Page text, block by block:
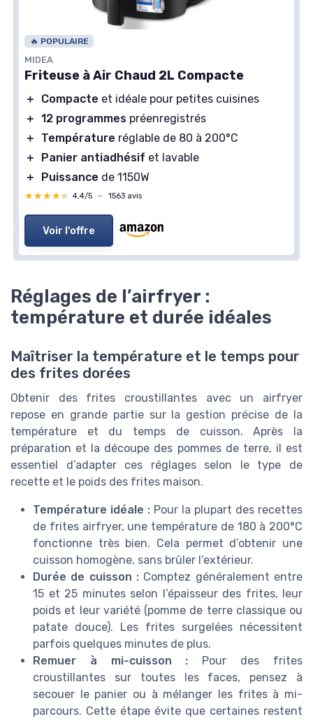
🔥 POPULAIRE
MIDEA
Friteuse à Air Chaud 2L Compacte
＋ Compacte et idéale pour petites cuisines
＋ 12 programmes préenregistrés
＋
Température réglable de 80 à 200°C
＋
Panier antiadhésif et lavable
＋
Puissance de 1150W
★★★★★
★★★★★ 4,4/5 — 1563 avis
Voir l'offre
Réglages de l’airfryer :
température et durée idéales
Maîtriser la température et le temps pour
des frites dorées
Obtenir des frites croustillantes avec un airfryer
repose en grande partie sur la gestion précise de la
température et du temps de cuisson. Après la
préparation et la découpe des pommes de terre, il est
essentiel d’adapter ces réglages selon le type de
recette et le poids des frites maison.
Température idéale : Pour la plupart des recettes
de frites airfryer, une température de 180 à 200°C
fonctionne très bien. Cela permet d’obtenir une
cuisson homogène, sans brûler l’extérieur.
Durée de cuisson : Comptez généralement entre
15 et 25 minutes selon l’épaisseur des frites, leur
poids et leur variété (pomme de terre classique ou
patate douce). Les frites surgelées nécessitent
parfois quelques minutes de plus.
Remuer à mi-cuisson : Pour des frites
croustillantes sur toutes les faces, pensez à
secouer le panier ou à mélanger les frites à mi-
parcours. Cette étape évite que certaines restent